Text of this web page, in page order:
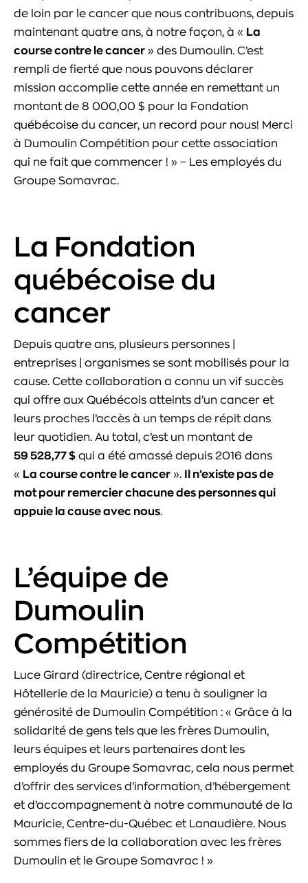
de loin par le cancer que nous contribuons, depuis
maintenant quatre ans, à notre façon, à « La
course contre le cancer » des Dumoulin. C’est
rempli de fierté que nous pouvons déclarer
mission accomplie cette année en remettant un
montant de 8 000,00 $ pour la Fondation
québécoise du cancer, un record pour nous! Merci
à Dumoulin Compétition pour cette association
qui ne fait que commencer ! » – Les employés du
Groupe Somavrac.
La Fondation
québécoise du
cancer
Depuis quatre ans, plusieurs personnes |
entreprises | organismes se sont mobilisés pour la
cause. Cette collaboration a connu un vif succès
qui offre aux Québécois atteints d’un cancer et
leurs proches l’accès à un temps de répit dans
leur quotidien. Au total, c’est un montant de
59 528,77 $ qui a été amassé depuis 2016 dans
« La course contre le cancer ».
Il n’existe pas de
mot pour remercier chacune des personnes qui
appuie la cause avec nous.
L’équipe de
Dumoulin
Compétition
Luce Girard (directrice, Centre régional et
Hôtellerie de la Mauricie) a tenu à souligner la
générosité de Dumoulin Compétition : « Grâce à la
solidarité de gens tels que les frères Dumoulin,
leurs équipes et leurs partenaires dont les
employés du Groupe Somavrac, cela nous permet
d’offrir des services d’information, d’hébergement
et d’accompagnement à notre communauté de la
Mauricie, Centre-du-Québec et Lanaudière. Nous
sommes fiers de la collaboration avec les frères
Dumoulin et le Groupe Somavrac ! »